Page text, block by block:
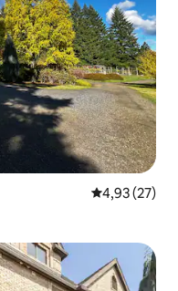
Prosječna
4,93 (27)
„Odabrali gosti”